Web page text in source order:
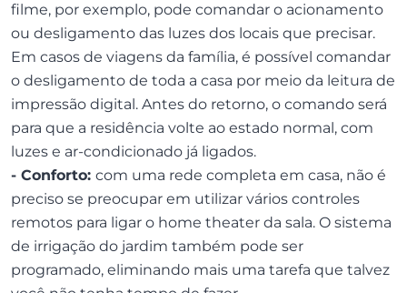
filme, por exemplo, pode comandar o acionamento
ou desligamento das luzes dos locais que precisar.
Em casos de viagens da família, é possível comandar
o desligamento de toda a casa por meio da leitura de
impressão digital. Antes do retorno, o comando será
para que a residência volte ao estado normal, com
luzes e ar-condicionado já ligados.
- Conforto: com uma rede completa em casa, não é
preciso se preocupar em utilizar vários controles
remotos para ligar o home theater da sala. O sistema
de irrigação do jardim também pode ser
programado, eliminando mais uma tarefa que talvez